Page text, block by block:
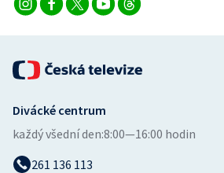
Volejbal
Divácké centrum
každý všední den:8:00—16:00 hodin
261 136 113